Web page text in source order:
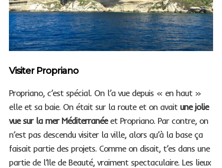
Visiter Propriano
Propriano, c’est spécial. On l’a vue depuis « en haut »
elle et sa baie. On était sur la route et on avait une jolie
vue sur la mer Méditerranéeet Propriano. Par contre, on
n’est pas descendu visiter la ville, alors qu’à la base ça
faisait partie des projets. Comme on disait, t’es dans une
partie de l’Ile de Beauté, vraiment spectaculaire. Les lieux